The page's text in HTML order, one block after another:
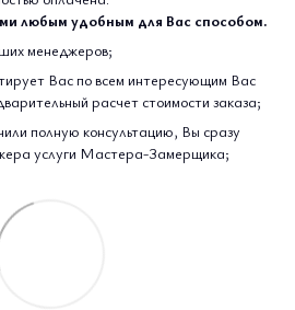
любым удобным для Вас способом.
менеджеров;
Вас по всем интересующим Вас
расчет стоимости заказа;
полную консультацию, Вы сразу
услуги Мастера-Замерщика;